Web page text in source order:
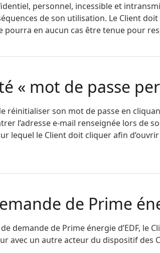
personnel, incessible et
de son utilisation. Le Client
pourra en aucun cas être tenue pour
« mot de passe
réinitialiser son mot de passe en
l’adresse e-mail renseignée lors de
lequel le Client doit cliquer afin
de Prime
demande de Prime énergie d’EDF, le
avec un autre acteur du dispositif des